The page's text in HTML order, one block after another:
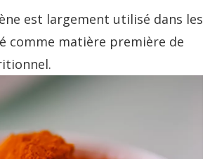
est largement utilisé dans les
comme matière première de